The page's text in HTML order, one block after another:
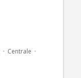
Centrale